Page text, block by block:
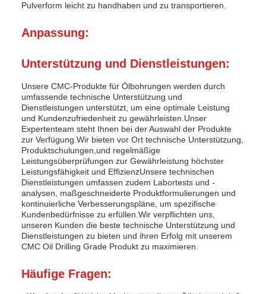
Pulverform leicht zu handhaben und zu transportieren.
Anpassung:
Unterstützung und Dienstleistungen:
Unsere CMC-Produkte für Ölbohrungen werden durch
umfassende technische Unterstützung und
Dienstleistungen unterstützt, um eine optimale Leistung
und Kundenzufriedenheit zu gewährleisten.Unser
Expertenteam steht Ihnen bei der Auswahl der Produkte
zur Verfügung.Wir bieten vor Ort technische Unterstützung,
Produktschulungen,und regelmäßige
Leistungsüberprüfungen zur Gewährleistung höchster
Leistungsfähigkeit und EffizienzUnsere technischen
Dienstleistungen umfassen zudem Labortests und -
analysen, maßgeschneiderte Produktformulierungen und
kontinuierliche Verbesserungspläne, um spezifische
Kundenbedürfnisse zu erfüllen.Wir verpflichten uns,
unseren Kunden die beste technische Unterstützung und
Dienstleistungen zu bieten und ihren Erfolg mit unserem
CMC Oil Drilling Grade Produkt zu maximieren.
Häufige Fragen: